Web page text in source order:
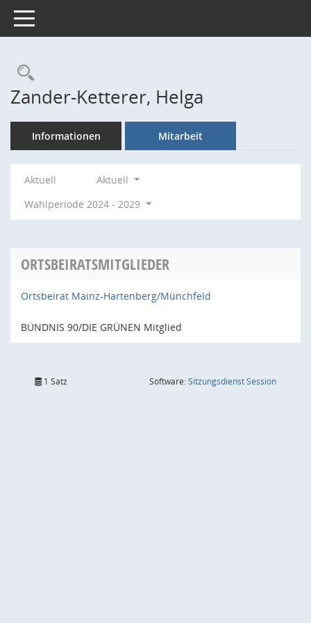
Toggle navigation
Rechercheauswahl
Zander-Ketterer, Helga
Informationen Mitarbeit
Aktuell
Aktuell
Wahlperiode 2024 - 2029
ORTSBEIRATSMITGLIEDER
Ortsbeirat Mainz-Hartenberg/Münchfeld
BÜNDNIS 90/DIE GRÜNEN Mitglied
1 Satz Software:SitzungsdienstSession(Wird in